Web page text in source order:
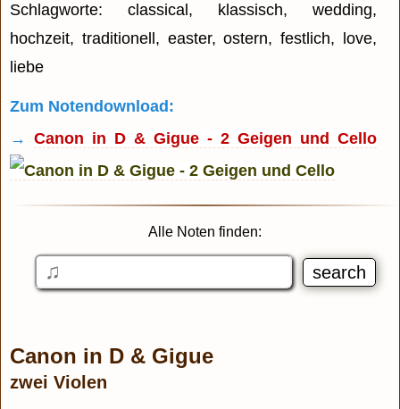
Schlagworte: classical, klassisch, wedding,
hochzeit, traditionell, easter, ostern, festlich, love,
liebe
Zum Notendownload:
→ Canon in D & Gigue - 2 Geigen und Cello
Alle Noten finden:
Canon in D & Gigue
zwei Violen